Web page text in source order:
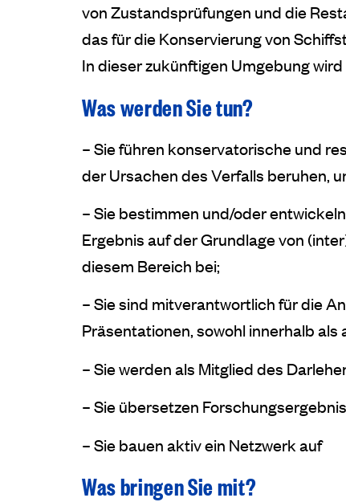
von Zustandsprüfungen und die
das für die Konservierung von
In dieser zukünftigen Umgebung
Was werden Sie tun?
– Sie führen konservatorische und
der Ursachen des Verfalls beruhen,
– Sie bestimmen und/oder
Ergebnis auf der Grundlage von
diesem Bereich bei;
– Sie sind mitverantwortlich für die
Präsentationen, sowohl innerhalb
– Sie werden als Mitglied des
– Sie übersetzen
– Sie bauen aktiv ein Netzwerk auf
Was bringen Sie mit?